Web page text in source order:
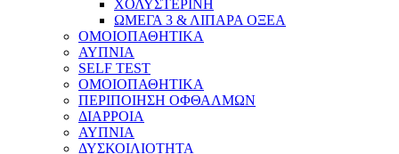
ΧΟΛΥΣΤΕΡΙΝΗ
ΩΜΕΓΑ 3 & ΛΙΠΑΡΑ ΟΞΕΑ
ΟΜΟΙΟΠΑΘΗΤΙΚΑ
ΑΥΠΝΙΑ
SELF TEST
ΟΜΟΙΟΠΑΘΗΤΙΚΑ
ΠΕΡΙΠΟΙΗΣΗ ΟΦΘΑΛΜΩΝ
ΔΙΑΡΡΟΙΑ
ΑΥΠΝΙΑ
ΔΥΣΚΟΙΛΙΟΤΗΤΑ